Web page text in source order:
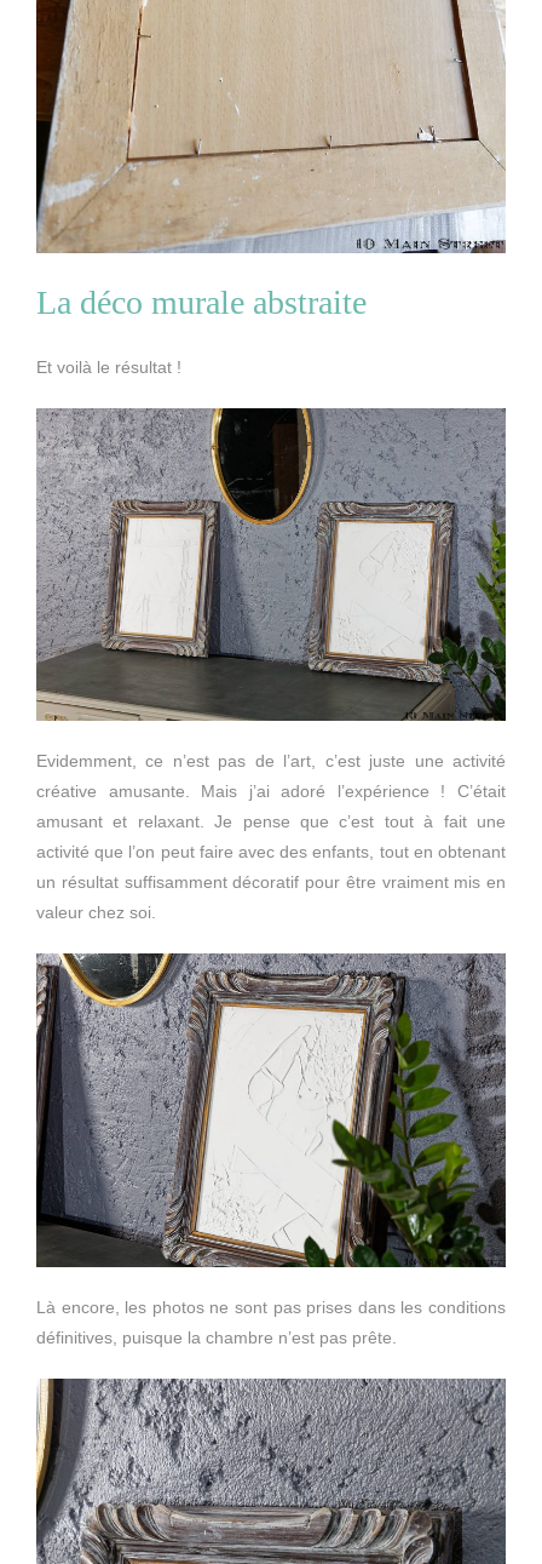
La déco murale abstraite
Et voilà le résultat !
Evidemment, ce n’est pas de l’art, c’est juste une activité
créative amusante. Mais j’ai adoré l’expérience ! C’était
amusant et relaxant. Je pense que c’est tout à fait une
activité que l’on peut faire avec des enfants, tout en obtenant
un résultat suffisamment décoratif pour être vraiment mis en
valeur chez soi.
Là encore, les photos ne sont pas prises dans les conditions
définitives, puisque la chambre n’est pas prête.